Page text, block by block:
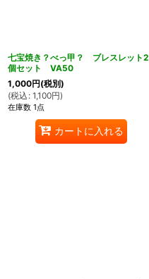
七宝焼き？べっ甲？ ブレスレット2
個セット VA50
1,000円(税別)
(税込 : 1,100円)
在庫数 1点
カートに入れる